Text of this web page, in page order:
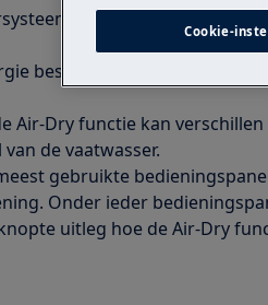
geeft, dan wanneer
bespaart tijdens de
Air-Dry functie kan
de vaatwasser.
gebruikte
Onder ieder
uitleg hoe de Air-Dry
Cookie-